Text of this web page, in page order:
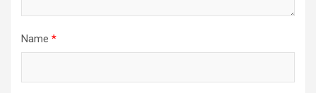
Name *